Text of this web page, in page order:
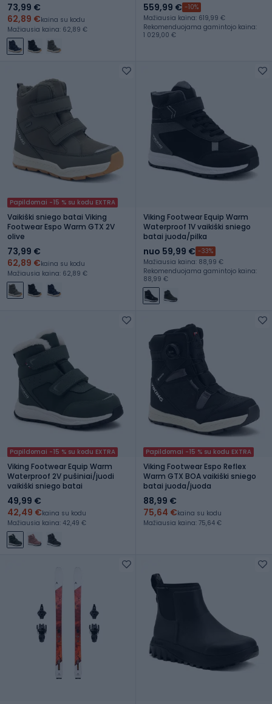
73,99 €
62,89 €kaina su kodu
Mažiausia kaina: 62,89 €
559,99 € -10%
Mažiausia kaina: 619,99 €
Rekomenduojama gamintojo kaina:
1 029,00 €
Papildomai -15 % su kodu EXTRA
Vaikiški sniego batai Viking
Footwear Espo Warm GTX 2V
olive
73,99 €
62,89 €kaina su kodu
Mažiausia kaina: 62,89 €
Viking Footwear Equip Warm
Waterproof 1V vaikiški sniego
batai juoda/pilka
nuo 59,99 € -33%
Mažiausia kaina: 88,99 €
Rekomenduojama gamintojo kaina:
88,99 €
Papildomai -15 % su kodu EXTRA
Viking Footwear Equip Warm
Waterproof 2V pušiniai/juodi
vaikiški sniego batai
49,99 €
42,49 €kaina su kodu
Mažiausia kaina: 42,49 €
Papildomai -15 % su kodu EXTRA
Viking Footwear Espo Reflex
Warm GTX BOA vaikiški sniego
batai juoda/juoda
88,99 €
75,64 €kaina su kodu
Mažiausia kaina: 75,64 €